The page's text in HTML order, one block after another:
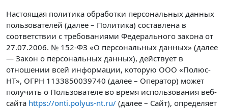
Настоящая политика обработки персональных данных
пользователей (далее – Политика) составлена в
соответствии с требованиями Федерального закона от
27.07.2006. № 152-ФЗ «О персональных данных» (далее
— Закон о персональных данных), действует в
отношении всей информации, которую ООО «Полюс-
НТ», ОГРН 1133850039740 (далее – Оператор) может
получить о Пользователе во время использования веб-
сайта https://onti.polyus-nt.ru/ (далее – Сайт), определяет